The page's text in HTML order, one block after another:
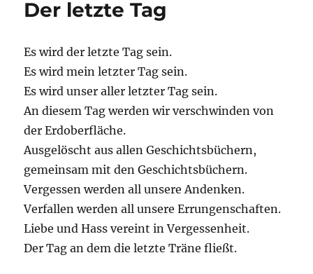
Der letzte Tag
Es wird der letzte Tag sein.
Es wird mein letzter Tag sein.
Es wird unser aller letzter Tag sein.
An diesem Tag werden wir verschwinden von
der Erdoberfläche.
Ausgelöscht aus allen Geschichtsbüchern,
gemeinsam mit den Geschichtsbüchern.
Vergessen werden all unsere Andenken.
Verfallen werden all unsere Errungenschaften.
Liebe und Hass vereint in Vergessenheit.
Der Tag an dem die letzte Träne fließt.